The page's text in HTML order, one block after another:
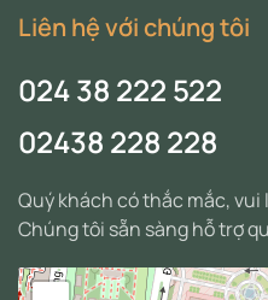
Liên hệ với chúng tôi
024 38 222 522
02438 228 228
Quý khách có thắc mắc,
Chúng tôi sẵn sàng hỗ trợ